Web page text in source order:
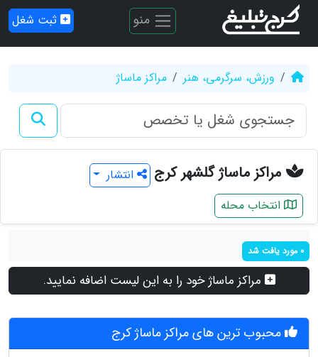
منو ثبت شغل
ورزش، سرگرمی، هنر مراکز ماساژ
مراکز ماساژ گلشهر کرج
انتشار
انتخاب محله
0 مورد یافت شد
مراکز ماساژ خود را به این لیست اضافه نمایید.
محبوب ترین های مراکز ماساژ کرج